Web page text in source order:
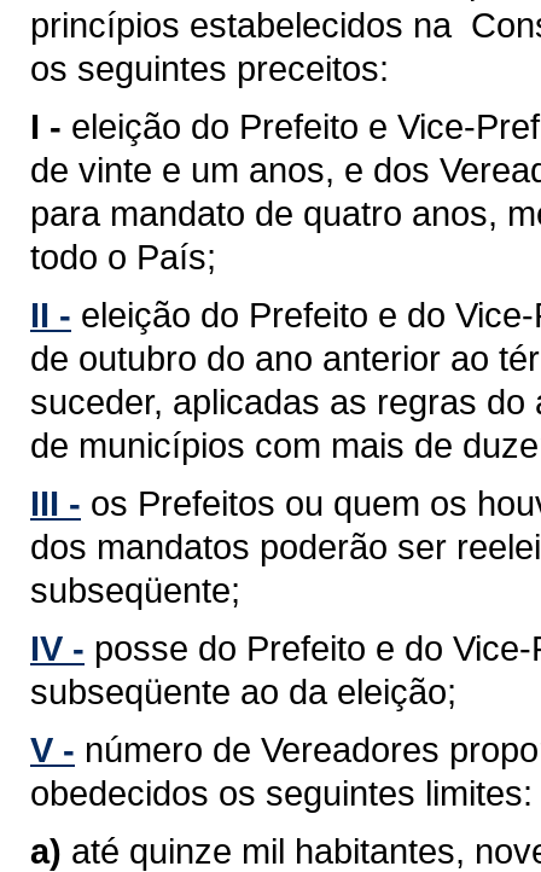
princípios estabelecidos na
os seguintes preceitos:
I - eleição do Prefeito e Vice-
de vinte e um anos, e dos
para mandato de quatro anos,
todo o País;
II - eleição do Prefeito e do
de outubro do ano anterior ao
suceder, aplicadas as regras
de municípios com mais de
III - os Prefeitos ou quem os
dos mandatos poderão ser
subseqüente;
IV - posse do Prefeito e do
subseqüente ao da eleição;
V - número de Vereadores
obedecidos os seguintes limites:
a) até quinze mil habitantes,